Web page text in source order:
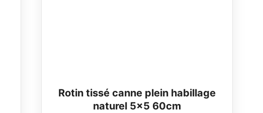
Rotin tissé canne plein habillage
naturel 5×5 60cm